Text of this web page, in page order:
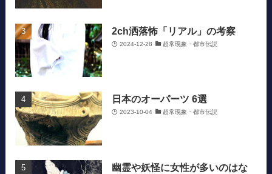
2ch洒落怖「リアル」の考察
2024-12-28 超常現象・都市伝説
日本のオーパーツ 6選
2023-10-04 超常現象・都市伝説
幽霊や妖怪に女性が多いのはな